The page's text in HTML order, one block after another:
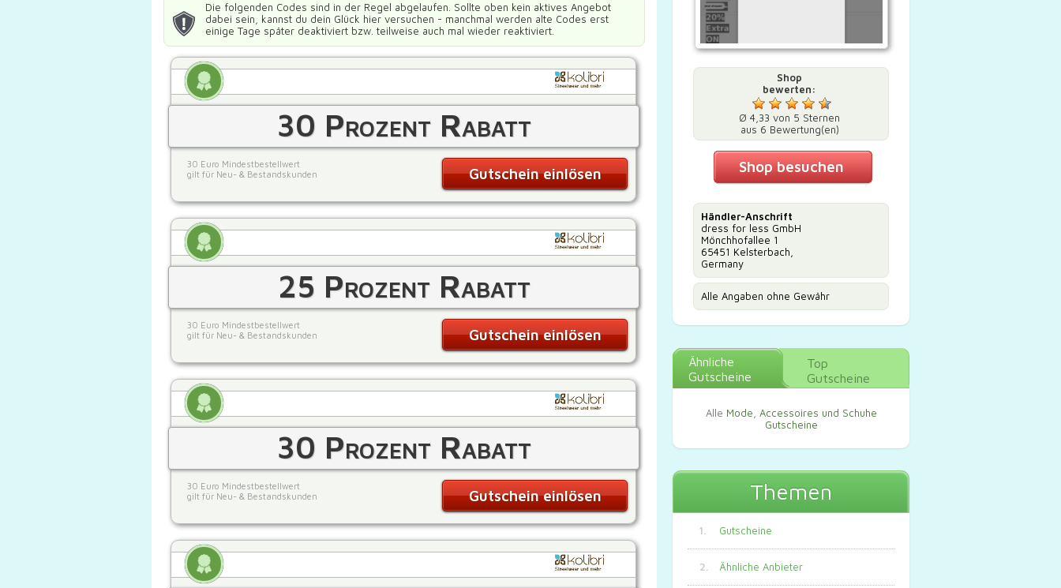
Die folgenden Codes sind in der Regel abgelaufen. Sollte oben kein aktives Angebot
dabei sein, kannst du dein Glück hier versuchen - manchmal werden alte Codes erst
einige Tage später deaktiviert bzw. teilweise auch mal wieder reaktiviert.
30 Prozent Rabatt
30 Euro Mindestbestellwert
gilt für Neu- & Bestandskunden
Gutschein einlösen
25 Prozent Rabatt
30 Euro Mindestbestellwert
gilt für Neu- & Bestandskunden
Gutschein einlösen
30 Prozent Rabatt
30 Euro Mindestbestellwert
gilt für Neu- & Bestandskunden
Gutschein einlösen
Shop
bewerten:
Ø 4,33 von 5 Sternen
aus 6 Bewertung(en)
Shop besuchen
Händler-Anschrift
dress for less GmbH
Mönchhofallee 1
65451 Kelsterbach,
Germany
Alle Angaben ohne Gewähr
Ähnliche
Gutscheine
Top
Gutscheine
Alle Mode, Accessoires und Schuhe
Gutscheine
Themen
Gutscheine
Ähnliche Anbieter